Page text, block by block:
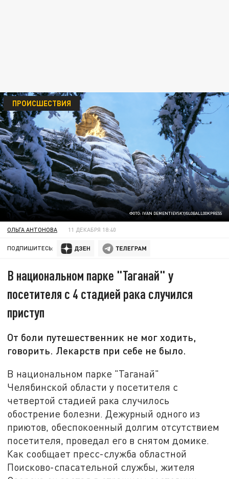
ФОТО: IVAN DEMENTIEVSKY/GLOBALLOOKPRESS
ПРОИСШЕСТВИЯ
ОЛЬГА АНТОНОВА 11 ДЕКАБРЯ 18:40
ПОДПИШИТЕСЬ:
В национальном парке "Таганай" у
посетителя с 4 стадией рака случился
приступ
От боли путешественник не мог ходить,
говорить. Лекарств при себе не было.
В национальном парке "Таганай"
Челябинской области у посетителя с
четвертой стадией рака случилось
обострение болезни. Дежурный одного из
приютов, обеспокоенный долгим отсутствием
посетителя, проведал его в снятом домике.
Как сообщает пресс-служба областной
Поисково-спасательной службы, жителя